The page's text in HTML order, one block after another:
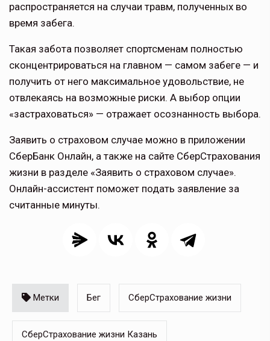
распространяется на случаи травм, полученных во
время забега.
Такая забота позволяет спортсменам полностью
сконцентрироваться на главном — самом забеге — и
получить от него максимальное удовольствие, не
отвлекаясь на возможные риски. А выбор опции
«застраховаться» — отражает осознанность выбора.
Заявить о страховом случае можно в приложении
СберБанк Онлайн, а также на сайте СберСтрахования
жизни в разделе «Заявить о страховом случае».
Онлайн-ассистент поможет подать заявление за
считанные минуты.
Метки Бег СберСтрахование жизни
СберСтрахование жизни Казань